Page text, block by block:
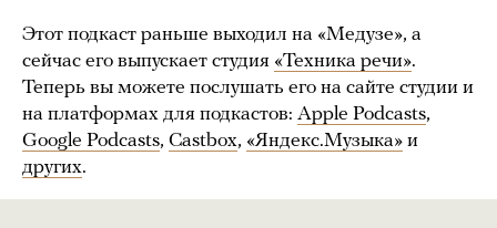
Этот подкаст раньше выходил на «Медузе», а
сейчас его выпускает студия «Техника речи».
Теперь вы можете послушать его на сайте студии и
на платформах для подкастов: Apple Podcasts,
Google Podcasts, Castbox, «Яндекс.Музыка» и
других.